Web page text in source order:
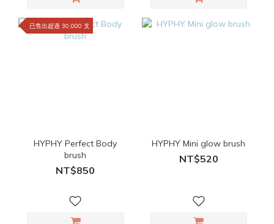
已售出超過 30,000 支
HYPHY Perfect Body
brush
NT$850
HYPHY Mini glow brush
NT$520